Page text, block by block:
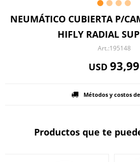
NEUMÁTICO CUBIERTA P/
HIFLY RADIAL
195148
USD 93,99
Métodos y costos
Productos que te